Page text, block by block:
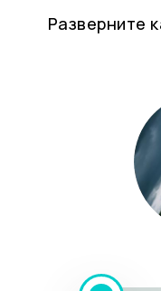
Разверните